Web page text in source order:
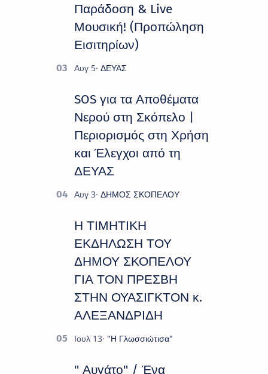
Παράδοση & Live
Μουσική! (Προπώληση
Εισιτηρίων)
SOS για τα Αποθέματα
Νερού στη Σκόπελο |
Περιορισμός στη Χρήση
και Έλεγχοι από τη
ΔΕΥΑΣ
Η ΤΙΜΗΤΙΚΗ
ΕΚΔΗΛΩΣΗ ΤΟΥ
ΔΗΜΟΥ ΣΚΟΠΕΛΟΥ
ΓΙΑ ΤΟΝ ΠΡΕΣΒΗ
ΣΤΗΝ ΟΥΑΣΙΓΚΤΟΝ κ.
ΑΛΕΞΑΝΔΡΙΔΗ
" Αυγάτο" / Ένα